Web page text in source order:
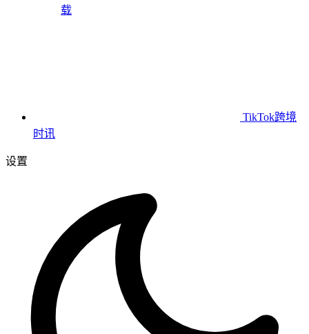
载
TikTok跨境
时讯
设置